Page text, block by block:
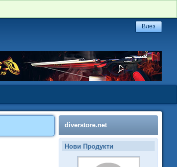
diverstore.net
Нови Продукти